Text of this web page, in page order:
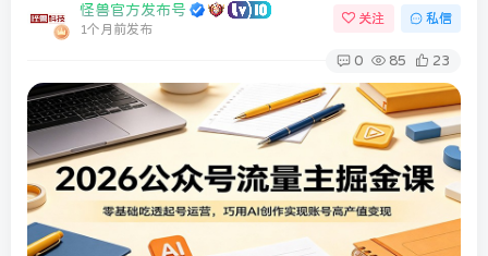
怪兽官方发布号
1个月前发布
关注 私信
0 85 23